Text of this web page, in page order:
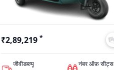
₹2,89,219 *
जीवीडब्ल्यू
नंबर ऑफ़ सीट्स